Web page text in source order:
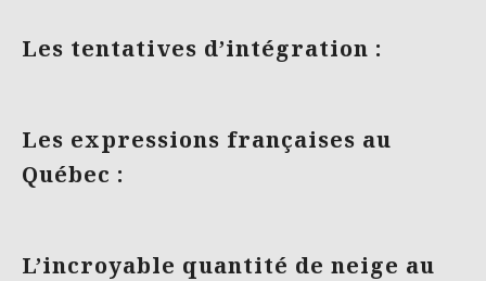
Les tentatives d’intégration :
Les expressions françaises au
Québec :
L’incroyable quantité de neige au